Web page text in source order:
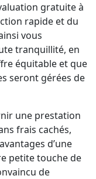
gratuite à
rapide et du
vous
tranquillité, en
équitable et que
seront gérées de
une prestation
frais cachés,
d’une
petite touche de
de